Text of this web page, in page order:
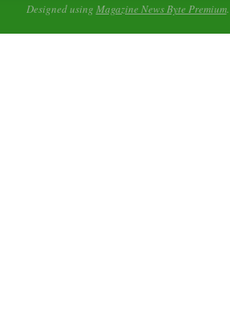
Designed using Magazine News Byte Premium